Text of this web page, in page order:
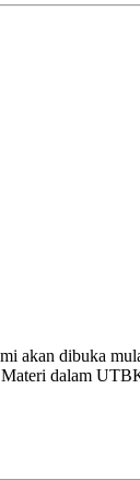
akan dibuka
dalam